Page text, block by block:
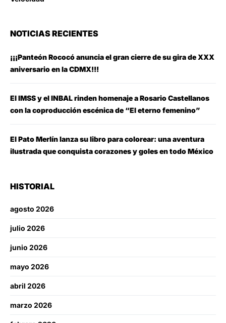
NOTICIAS RECIENTES
¡¡¡Panteón Rococó anuncia el gran cierre de su gira de XXX
aniversario en la CDMX!!!
El IMSS y el INBAL rinden homenaje a Rosario Castellanos
con la coproducción escénica de “El eterno femenino”
El Pato Merlín lanza su libro para colorear: una aventura
ilustrada que conquista corazones y goles en todo México
HISTORIAL
agosto 2026
julio 2026
junio 2026
mayo 2026
abril 2026
marzo 2026